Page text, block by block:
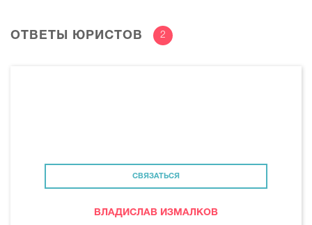
ОТВЕТЫ ЮРИСТОВ 2
СВЯЗАТЬСЯ
ВЛАДИСЛАВ ИЗМАЛКОВ